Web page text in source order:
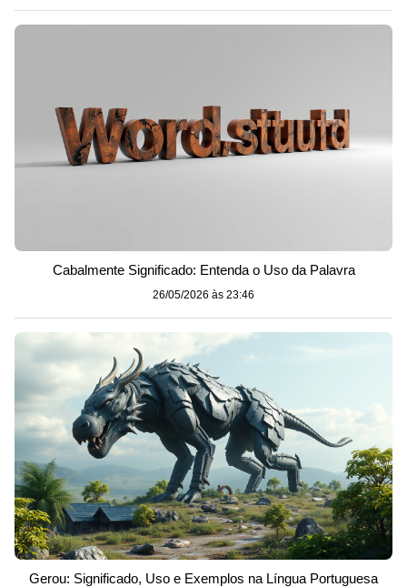
Cabalmente Significado: Entenda o Uso da Palavra
26/05/2026 às 23:46
Gerou: Significado, Uso e Exemplos na Língua Portuguesa